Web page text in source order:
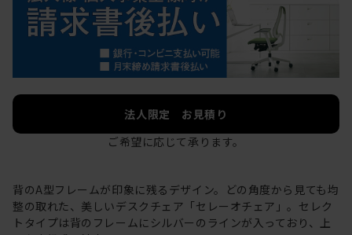
法人限定 お見積り
ご希望に応じて承ります。
背のA型フレームが印象に残るデザイン。どの角度から見ても均
整の取れた、美しいデスクチェア「セレーオチェア」。セレク
トタイプは背のフレームにシルバーのラインが入っており、上